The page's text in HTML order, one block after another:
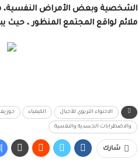
الشخصية وبعض الأمراض النفسية،
ملائم لواقع المجتمع المنظور ، حيث
الاحتواء التربوي للأجيال الكيمياء
والاضطرابات الجسدية والنفسية
شارك